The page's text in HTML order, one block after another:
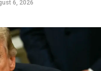
publikuar dhe është i
6, 2026